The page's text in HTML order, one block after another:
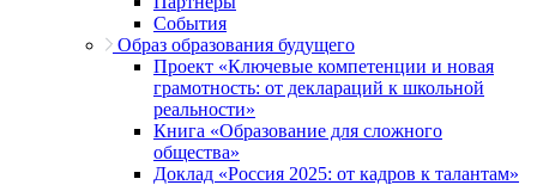
События
Образ образования будущего
Проект «Ключевые компетенции и новая
грамотность: от деклараций к школьной
реальности»
Книга «Образование для сложного
общества»
Доклад «Россия 2025: от кадров к талантам»